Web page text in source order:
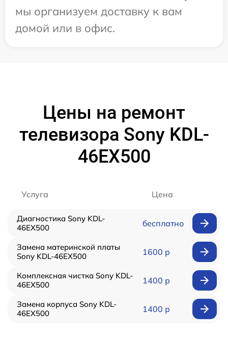
мы организуем доставку к вам
домой или в офис.
Цены на ремонт
телевизора Sony KDL-
46EX500
Услуга Цена
Диагностика Sony KDL-
46EX500
бесплатно
Замена материнской платы
Sony KDL-46EX500
1600 р
Комплексная чистка Sony KDL-
46EX500
1400 р
Замена корпуса Sony KDL-
46EX500
1400 р